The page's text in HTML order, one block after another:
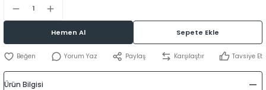
Hemen Al Sepete Ekle
Yorum Yaz Paylaş Karşılaştır Tavsiye Et
Ürün Bilgisi